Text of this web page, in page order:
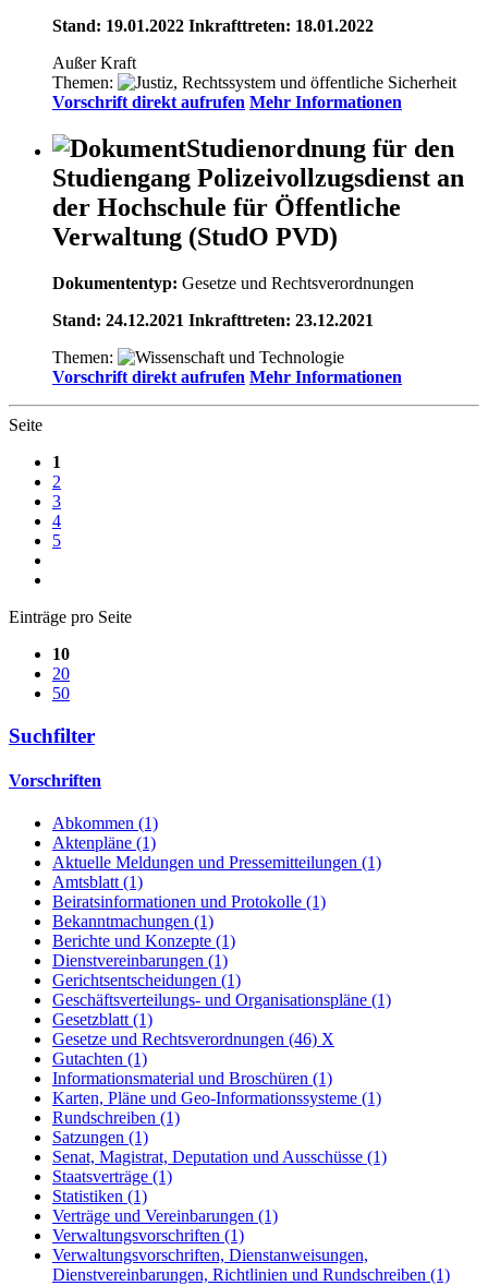
Stand: 19.01.2022 Inkrafttreten: 18.01.2022
Außer Kraft
Themen:
Vorschrift direkt aufrufen Mehr Informationen
Studienordnung für den
Studiengang Polizeivollzugsdienst an
der Hochschule für Öffentliche
Verwaltung (StudO PVD)
Dokumententyp: Gesetze und Rechtsverordnungen
Stand: 24.12.2021 Inkrafttreten: 23.12.2021
Themen:
Vorschrift direkt aufrufen Mehr Informationen
Seite
1
2
3
4
5
Einträge pro Seite
10
20
50
Suchfilter
Vorschriften
Abkommen (1)
Aktenpläne (1)
Aktuelle Meldungen und Pressemitteilungen (1)
Amtsblatt (1)
Beiratsinformationen und Protokolle (1)
Bekanntmachungen (1)
Berichte und Konzepte (1)
Dienstvereinbarungen (1)
Gerichtsentscheidungen (1)
Geschäftsverteilungs- und Organisationspläne (1)
Gesetzblatt (1)
Gesetze und Rechtsverordnungen (46) X
Gutachten (1)
Informationsmaterial und Broschüren (1)
Karten, Pläne und Geo-Informationssysteme (1)
Rundschreiben (1)
Satzungen (1)
Senat, Magistrat, Deputation und Ausschüsse (1)
Staatsverträge (1)
Statistiken (1)
Verträge und Vereinbarungen (1)
Verwaltungsvorschriften (1)
Verwaltungsvorschriften, Dienstanweisungen,
Dienstvereinbarungen, Richtlinien und Rundschreiben (1)